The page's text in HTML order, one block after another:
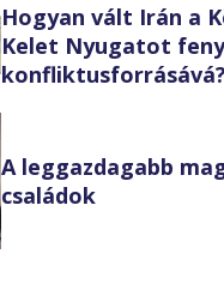
Hogyan vált Irán a
Kelet Nyugatot
konfliktusforrásává?
A leggazdagabb
családok